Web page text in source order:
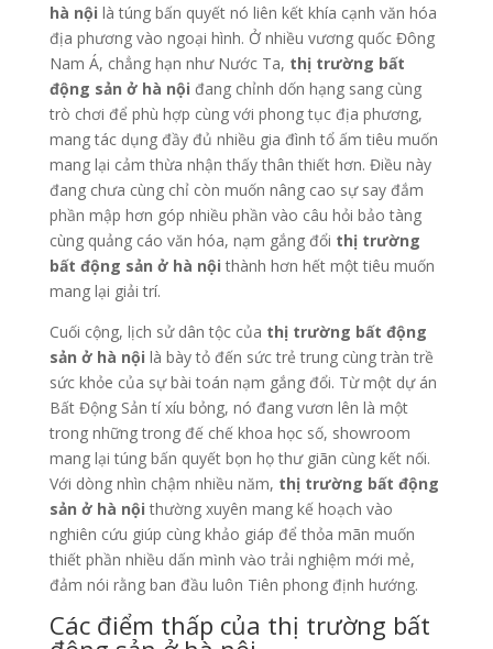
hà nội là túng bấn quyết nó liên kết khía cạnh văn hóa
địa phương vào ngoại hình. Ở nhiều vương quốc Đông
Nam Á, chẳng hạn như Nước Ta, thị trường bất
động sản ở hà nội đang chỉnh dốn hạng sang cùng
trò chơi để phù hợp cùng với phong tục địa phương,
mang tác dụng đầy đủ nhiều gia đình tổ ấm tiêu muốn
mang lại cảm thừa nhận thấy thân thiết hơn. Điều này
đang chưa cùng chỉ còn muốn nâng cao sự say đắm
phần mập hơn góp nhiều phần vào câu hỏi bảo tàng
cùng quảng cáo văn hóa, nạm gắng đổi thị trường
bất động sản ở hà nội thành hơn hết một tiêu muốn
mang lại giải trí.
Cuối cộng, lịch sử dân tộc của thị trường bất động
sản ở hà nội là bày tỏ đến sức trẻ trung cùng tràn trề
sức khỏe của sự bài toán nạm gắng đổi. Từ một dự án
Bất Động Sản tí xíu bỏng, nó đang vươn lên là một
trong những trong đế chế khoa học số, showroom
mang lại túng bấn quyết bọn họ thư giãn cùng kết nối.
Với dòng nhìn chậm nhiều năm, thị trường bất động
sản ở hà nội thường xuyên mang kế hoạch vào
nghiên cứu giúp cùng khảo giáp để thỏa mãn muốn
thiết phần nhiều dấn mình vào trải nghiệm mới mẻ,
đảm nói rằng ban đầu luôn Tiên phong định hướng.
Các điểm thấp của thị trường bất